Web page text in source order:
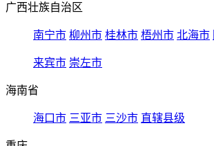
广西壮族自治区
南宁市 柳州市 桂林市 梧州市 北海市
来宾市 崇左市
海南省
海口市 三亚市 三沙市 直辖县级